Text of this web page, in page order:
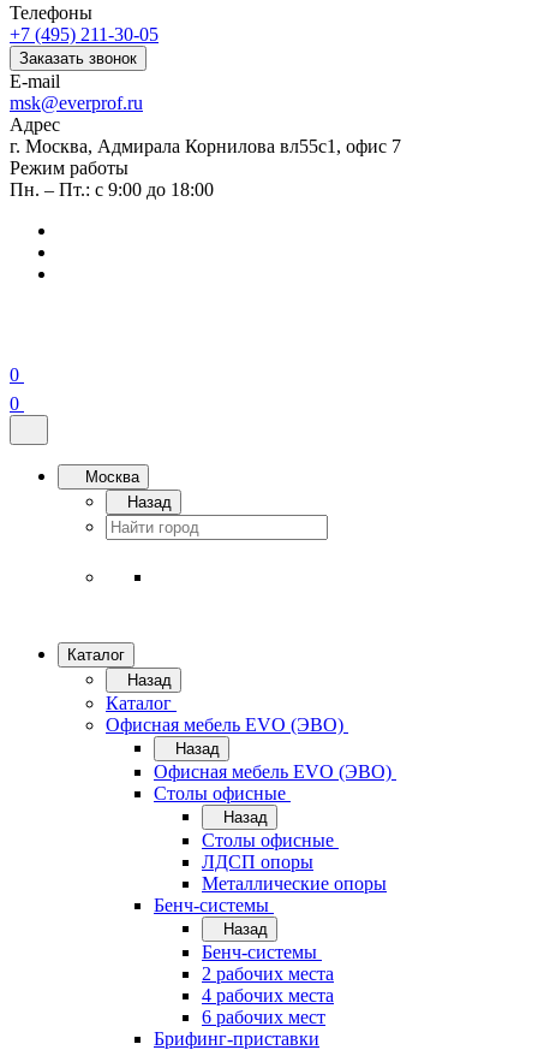
Телефоны
+7 (495) 211-30-05
Заказать звонок
E-mail
msk@everprof.ru
Адрес
г. Москва, Адмирала Корнилова вл55с1, офис 7
Режим работы
Пн. – Пт.: с 9:00 до 18:00
0
0
Москва
Назад
Каталог
Назад
Каталог
Офисная мебель EVO (ЭВО)
Назад
Офисная мебель EVO (ЭВО)
Cтолы офисные
Назад
Cтолы офисные
ЛДСП опоры
Металлические опоры
Бенч-системы
Назад
Бенч-системы
2 рабочих места
4 рабочих места
6 рабочих мест
Брифинг-приставки